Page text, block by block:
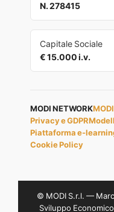
N. 278415
Capitale Sociale
€ 15.000 i.v.
MODI NETWORK
Privacy e GDPR
Piattaforma e-
Cookie Policy
© MODI S.r.l. —
Sviluppo